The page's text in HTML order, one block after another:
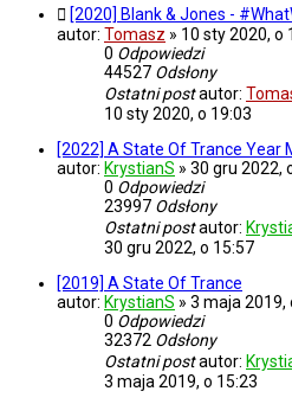
[2020] Blank & Jones -
autor: Tomasz » 10 sty 2020, o
0 Odpowiedzi
44527 Odsłony
Ostatni postautor:
10 sty 2020, o 19:03
[2022] A State Of Trance Year
autor: KrystianS » 30 gru 2022,
0 Odpowiedzi
23997 Odsłony
Ostatni postautor:
30 gru 2022, o 15:57
[2019] A State Of Trance
autor: KrystianS » 3 maja 2019,
0 Odpowiedzi
32372 Odsłony
Ostatni postautor:
3 maja 2019, o 15:23